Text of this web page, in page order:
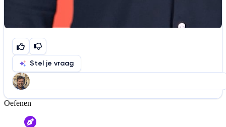
Stel je vraag
Help ons de video te verbeteren
De audio is slecht
Oefenen